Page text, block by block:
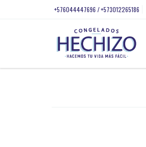
+576044447696 / +573012265186